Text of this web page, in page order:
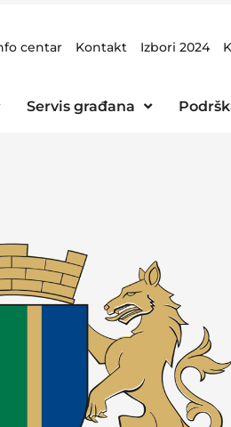
centar Kontakt Izbori 2024
Servis građana